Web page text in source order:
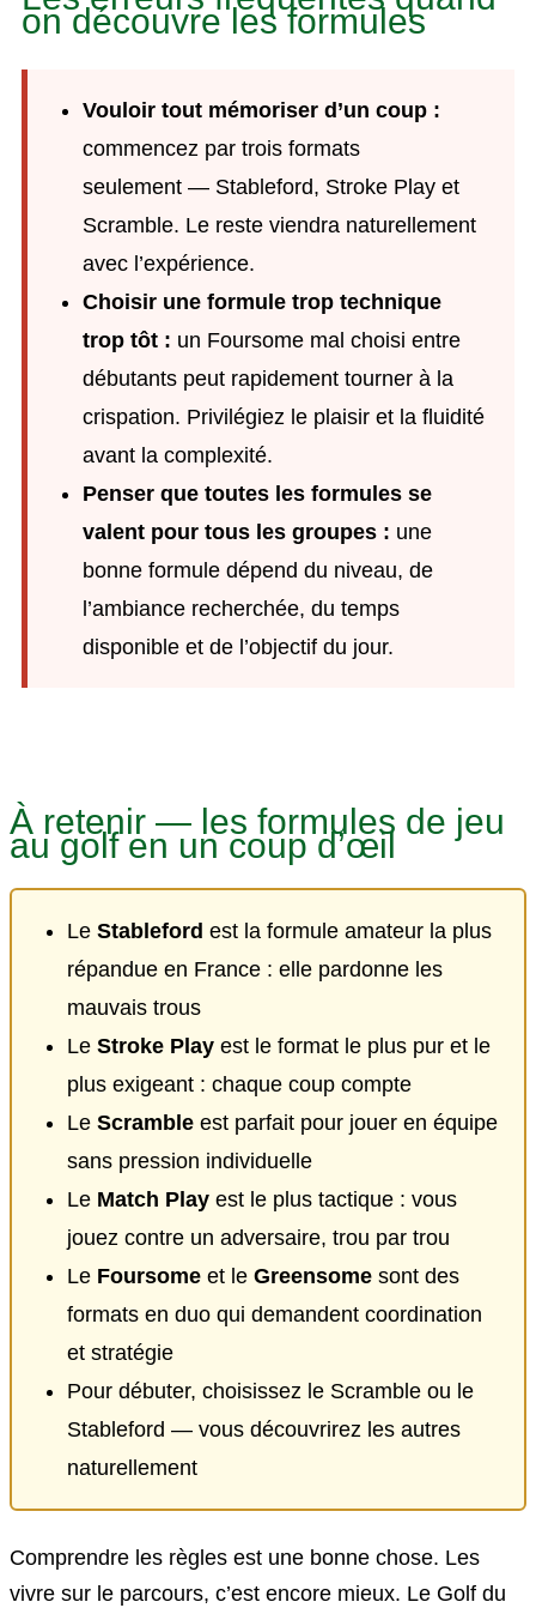
on découvre les formules
Vouloir tout mémoriser d’un coup :
commencez par trois formats
seulement — Stableford, Stroke Play et
Scramble. Le reste viendra naturellement
avec l’expérience.
Choisir une formule trop technique
trop tôt : un Foursome mal choisi entre
débutants peut rapidement tourner à la
crispation. Privilégiez le plaisir et la fluidité
avant la complexité.
Penser que toutes les formules se
valent pour tous les groupes : une
bonne formule dépend du niveau, de
l’ambiance recherchée, du temps
disponible et de l’objectif du jour.
À retenir — les formules de jeu
au golf en un coup d’œil
Le Stableford est la formule amateur la plus
répandue en France : elle pardonne les
mauvais trous
Le Stroke Play est le format le plus pur et le
plus exigeant : chaque coup compte
Le Scramble est parfait pour jouer en équipe
sans pression individuelle
Le Match Play est le plus tactique : vous
jouez contre un adversaire, trou par trou
Le Foursome et le Greensome sont des
formats en duo qui demandent coordination
et stratégie
Pour débuter, choisissez le Scramble ou le
Stableford — vous découvrirez les autres
naturellement
Comprendre les règles est une bonne chose. Les
vivre sur le parcours, c’est encore mieux. Le Golf du